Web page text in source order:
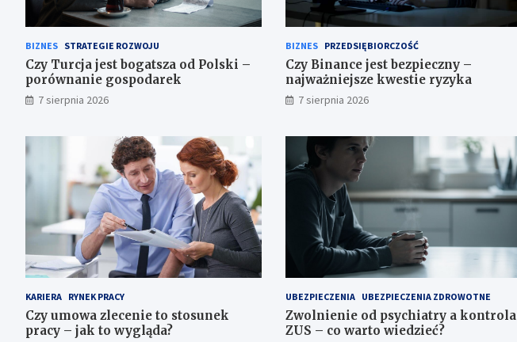
BIZNES STRATEGIE ROZWOJU
Czy Turcja jest bogatsza od Polski –
porównanie gospodarek
7 sierpnia 2026
BIZNES PRZEDSIĘBIORCZOŚĆ
Czy Binance jest bezpieczny –
najważniejsze kwestie ryzyka
7 sierpnia 2026
KARIERA RYNEK PRACY
Czy umowa zlecenie to stosunek
pracy – jak to wygląda?
UBEZPIECZENIA UBEZPIECZENIA ZDROWOTNE
Zwolnienie od psychiatry a kontrola
ZUS – co warto wiedzieć?